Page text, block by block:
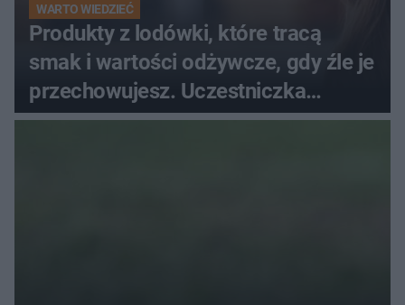
WARTO WIEDZIEĆ
Produkty z lodówki, które tracą
smak i wartości odżywcze, gdy źle je
przechowujesz. Uczestniczka
"MasterChefa"